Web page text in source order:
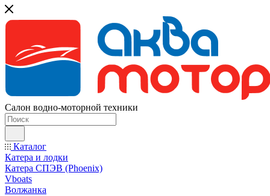
Салон водно-моторной техники
Каталог
Катера и лодки
Катера СПЭВ (Phoenix)
Vboats
Волжанка